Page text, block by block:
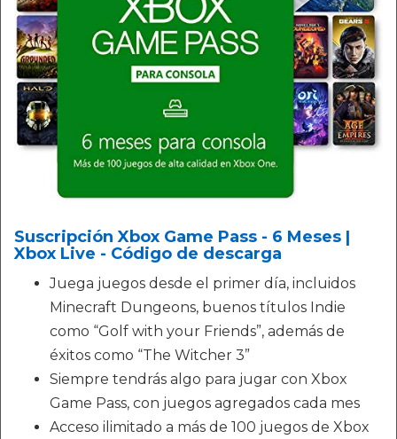
Suscripción Xbox Game Pass - 6 Meses |
Xbox Live - Código de descarga
Juega juegos desde el primer día, incluidos
Minecraft Dungeons, buenos títulos Indie
como “Golf with your Friends”, además de
éxitos como “The Witcher 3”
Siempre tendrás algo para jugar con Xbox
Game Pass, con juegos agregados cada mes
Acceso ilimitado a más de 100 juegos de Xbox